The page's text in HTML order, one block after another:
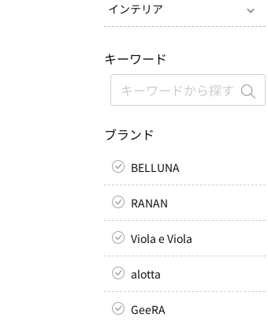
インテリア
キーワード
ブランド
BELLUNA
RANAN
Viola e Viola
alotta
GeeRA